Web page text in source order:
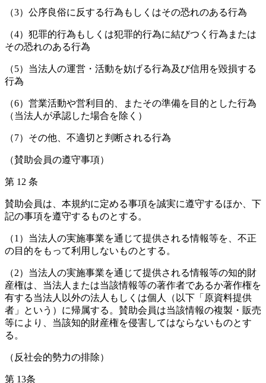
（3）公序良俗に反する行為もしくはその恐れのある行為
（4）犯罪的行為もしくは犯罪的行為に結びつく行為または
その恐れのある行為
（5）当法人の運営・活動を妨げる行為及び信用を毀損する
行為
（6）営業活動や営利目的、またその準備を目的とした行為
（当法人が承認した場合を除く）
（7）その他、不適切と判断される行為
（賛助会員の遵守事項）
第 12 条
賛助会員は、本規約に定める事項を誠実に遵守するほか、下
記の事項を遵守するものとする。
（1）当法人の実施事業を通じて提供される情報等を、不正
の目的をもって利用しないものとする。
（2）当法人の実施事業を通じて提供される情報等の知的財
産権は、当法人または当該情報等の著作者であるか著作権を
有する当法人以外の法人もしくは個人（以下「原資料提供
者」という）に帰属する。賛助会員は当該情報の複製・販売
等により、当該知的財産権を侵害してはならないものとす
る。
（反社会的勢力の排除）
第 13条